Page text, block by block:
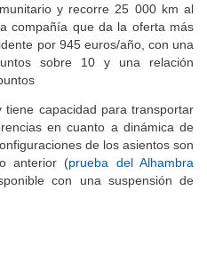
capacidad para transportar
en cuanto a dinámica de
de los asientos son
anterior (prueba del Alhambra
con una suspensión de
y recorre 25 000 km al
compañía que da la oferta más
por 945 euros/año, con una
sobre 10 y una relación